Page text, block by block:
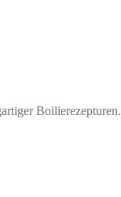
Boilierezepturen.